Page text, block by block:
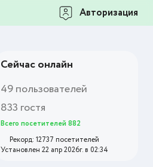
Авторизация
Сейчас онлайн
49 пользователей
833 гостя
Всего посетителей 882
Рекорд: 12737 посетителей
Установлен 22 апр 2026г. в 02:34